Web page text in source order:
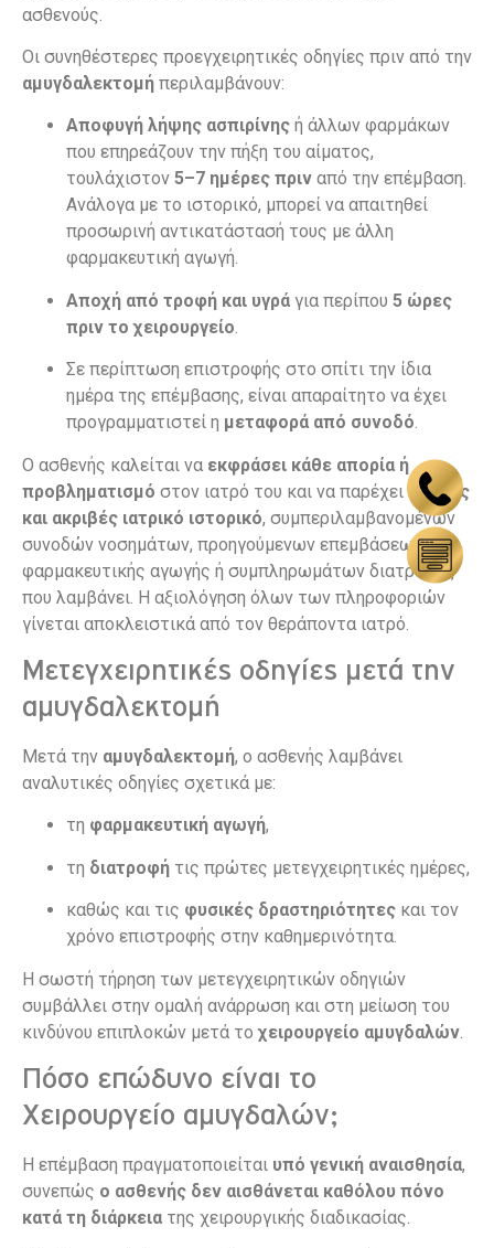
ασθενούς.
Οι συνηθέστερες προεγχειρητικές οδηγίες πριν από την
αμυγδαλεκτομή περιλαμβάνουν:
Αποφυγή λήψης ασπιρίνης ή άλλων φαρμάκων
που επηρεάζουν την πήξη του αίματος,
τουλάχιστον 5–7 ημέρες πριν από την επέμβαση.
Ανάλογα με το ιστορικό, μπορεί να απαιτηθεί
προσωρινή αντικατάστασή τους με άλλη
φαρμακευτική αγωγή.
Αποχή από τροφή και υγρά για περίπου 5 ώρες
πριν το χειρουργείο.
Σε περίπτωση επιστροφής στο σπίτι την ίδια
ημέρα της επέμβασης, είναι απαραίτητο να έχει
προγραμματιστεί η μεταφορά από συνοδό.
Ο ασθενής καλείται να εκφράσει κάθε απορία ή
προβληματισμό στον ιατρό του και να παρέχει πλήρες
και ακριβές ιατρικό ιστορικό, συμπεριλαμβανομένων
συνοδών νοσημάτων, προηγούμενων επεμβάσεων,
φαρμακευτικής αγωγής ή συμπληρωμάτων διατροφής
που λαμβάνει. Η αξιολόγηση όλων των πληροφοριών
γίνεται αποκλειστικά από τον θεράποντα ιατρό.
Μετεγχειρητικές οδηγίες μετά την
αμυγδαλεκτομή
Μετά την αμυγδαλεκτομή, ο ασθενής λαμβάνει
αναλυτικές οδηγίες σχετικά με:
τη φαρμακευτική αγωγή,
τη διατροφή τις πρώτες μετεγχειρητικές ημέρες,
καθώς και τις φυσικές δραστηριότητες και τον
χρόνο επιστροφής στην καθημερινότητα.
Η σωστή τήρηση των μετεγχειρητικών οδηγιών
συμβάλλει στην ομαλή ανάρρωση και στη μείωση του
κινδύνου επιπλοκών μετά τοχειρουργείο αμυγδαλών
Πόσο επώδυνο είναι το
Χειρουργείο αμυγδαλών;
Η επέμβαση πραγματοποιείται υπό γενική αναισθησία,
συνεπώς ο ασθενής δεν αισθάνεται καθόλου πόνο
κατά τη διάρκεια της χειρουργικής διαδικασίας.